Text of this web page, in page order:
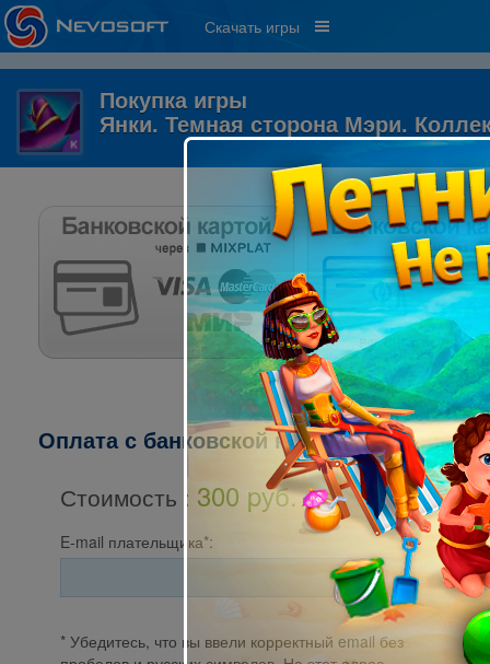
Скачать игры
Покупка игры
Янки. Темная сторона Мэри.
Оплата с банковской карты через
Стоимость : 300 pуб.
E-mail плательщика*:
* Убедитесь, что вы ввели корректный email без